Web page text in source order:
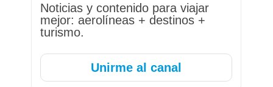
Noticias y contenido para viajar
mejor: aerolíneas + destinos +
turismo.
Unirme al canal